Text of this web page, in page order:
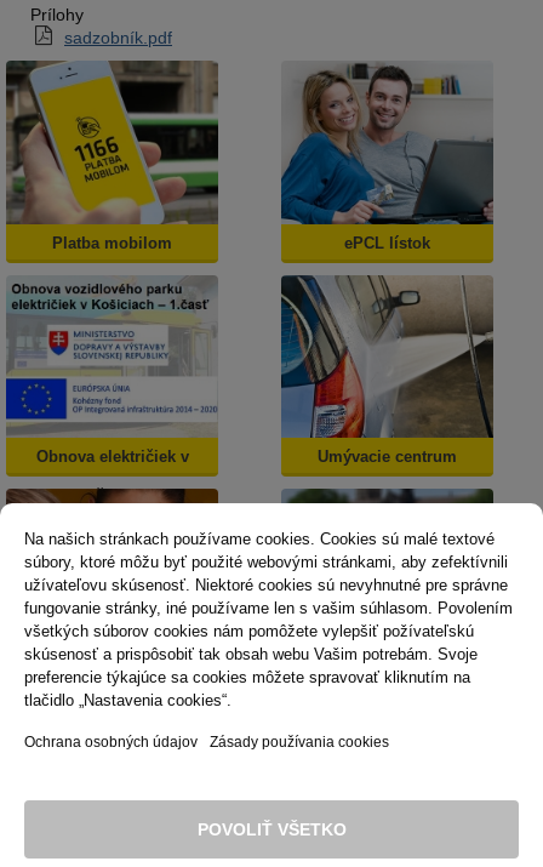
Na našich stránkach používame cookies. Cookies sú malé textové
súbory, ktoré môžu byť použité webovými stránkami, aby zefektívnili
užívateľovu skúsenosť. Niektoré cookies sú nevyhnutné pre správne
fungovanie stránky, iné používame len s vašim súhlasom. Povolením
všetkých súborov cookies nám pomôžete vylepšiť požívateľskú
skúsenosť a prispôsobiť tak obsah webu Vašim potrebám. Svoje
preferencie týkajúce sa cookies môžete spravovať kliknutím na
tlačidlo „Nastavenia cookies“.
Ochrana osobných údajov Zásady používania cookies
POVOLIŤ VŠETKO
Prílohy
sadzobník.pdf
Platba mobilom ePCL lístok
Obnova električiek v
Košiciach
Umývacie centrum
Dopravná psychológia Mestská karta
Zásady používania cookies